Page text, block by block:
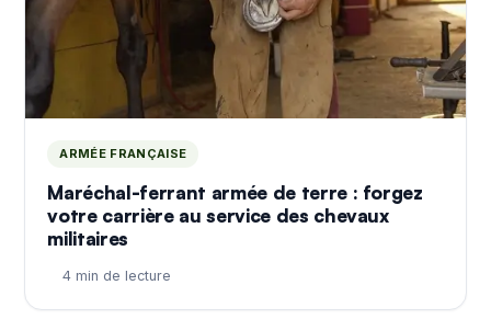
ARMÉE FRANÇAISE
Maréchal-ferrant armée de terre : forgez
votre carrière au service des chevaux
militaires
4 min de lecture